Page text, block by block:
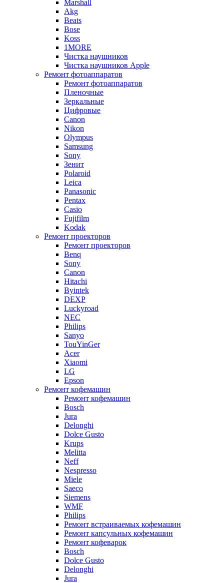
Marshall
Akg
Beats
Bose
Koss
1MORE
Чистка наушников
Чистка наушников Apple
Ремонт фотоаппаратов
Ремонт фотоаппаратов
Пленочные
Зеркальные
Цифровые
Canon
Nikon
Olympus
Samsung
Sony
Зенит
Polaroid
Leica
Panasonic
Pentax
Casio
Fujifilm
Kodak
Ремонт проекторов
Ремонт проекторов
Benq
Sony
Canon
Hitachi
Byintek
DEXP
Luckyroad
NEC
Philips
Sanyo
TouYinGer
Acer
Xiaomi
LG
Epson
Ремонт кофемашин
Ремонт кофемашин
Bosch
Jura
Delonghi
Dolce Gusto
Krups
Melitta
Neff
Nespresso
Miele
Saeco
Siemens
WMF
Philips
Ремонт встраиваемых кофемашин
Ремонт капсульных кофемашин
Ремонт кофеварок
Bosch
Dolce Gusto
Delonghi
Jura